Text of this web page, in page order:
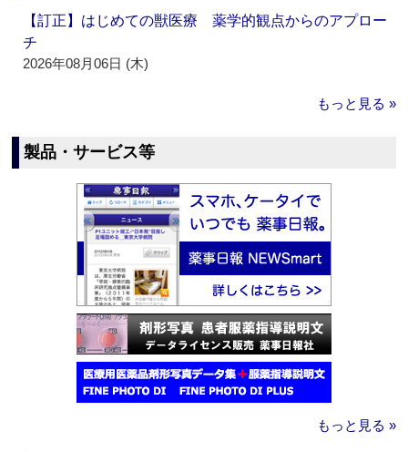
【訂正】はじめての獣医療 薬学的観点からのアプロー
チ
2026年08月06日 (木)
もっと見る »
製品・サービス等
もっと見る »